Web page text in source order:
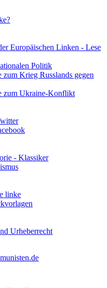
Europäischen Linken - Lese
Politik
zum Krieg Russlands gegen
zum Ukraine-Konflikt
- Klassiker
linke
Urheberrecht